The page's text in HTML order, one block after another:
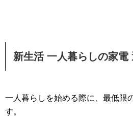
新生活 一人暮らしの家電
一人暮らしを始める際に、最低限
す。